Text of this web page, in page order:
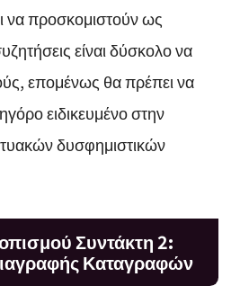
να προσκομιστούν ως
είναι δύσκολο να
επομένως θα πρέπει να
ειδικευμένο στην
δυσφημιστικών
Συντάκτη 2:
Καταγραφών